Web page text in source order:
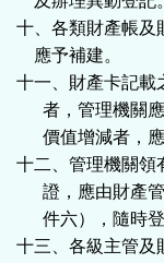
十、各類財產帳及
應予補建。
十一、財產卡記載
者，管理機關應
價值增減者，應
十二、管理機關領
證，應由財產管
件六），隨時登
十三、各級主管及